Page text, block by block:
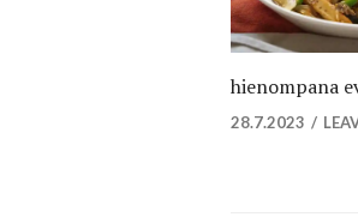
hienompana
28.7.2023